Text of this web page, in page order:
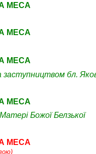
МЕСА
МЕСА
МЕСА
заступництвом бл.
МЕСА
Божої Белзької
МЕСА